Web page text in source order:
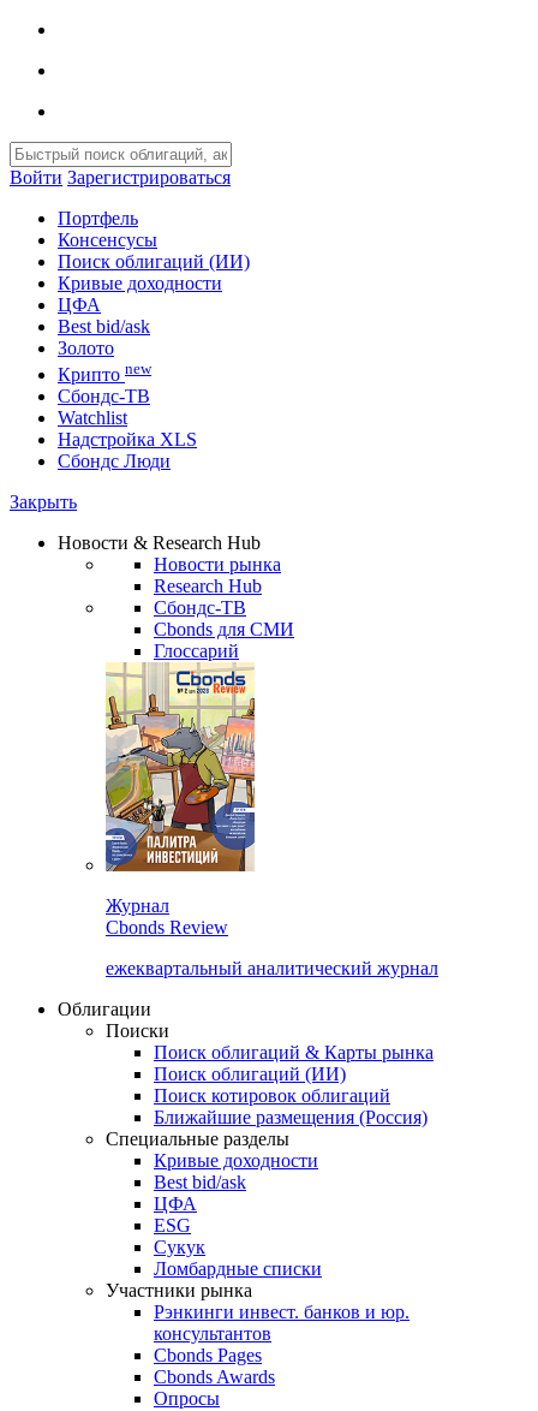
Войти Зарегистрироваться
Портфель
Консенсусы
Поиск облигаций (ИИ)
Кривые доходности
ЦФА
Best bid/ask
Золото
Крипто new
Сбондс-ТВ
Watchlist
Надстройка XLS
Сбондс Люди
Закрыть
Новости & Research Hub
Новости рынка
Research Hub
Сбондс-ТВ
Cbonds для СМИ
Глоссарий
Журнал
Cbonds Review
ежеквартальный аналитический журнал
Облигации
Поиски
Поиск облигаций & Карты рынка
Поиск облигаций (ИИ)
Поиск котировок облигаций
Ближайшие размещения (Россия)
Специальные разделы
Кривые доходности
Best bid/ask
ЦФА
ESG
Сукук
Ломбардные списки
Участники рынка
Рэнкинги инвест. банков и юр.
консультантов
Cbonds Pages
Cbonds Awards
Опросы